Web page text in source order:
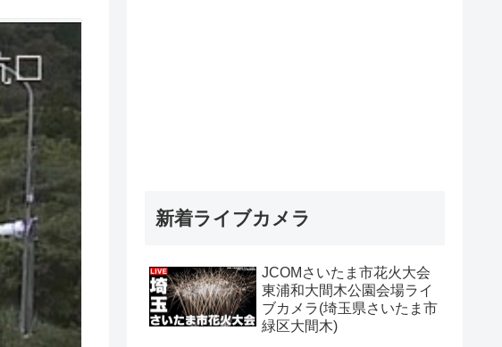
新着ライブカメラ
JCOMさいたま市花火大会
東浦和大間木公園会場ライ
ブカメラ(埼玉県さいたま市
緑区大間木)